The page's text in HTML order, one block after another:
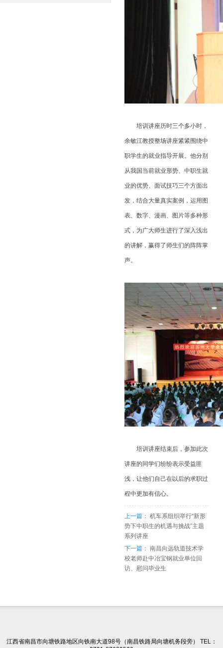
培训讲座历时三个多小时，
余敏江教授整场讲座紧紧围绕中
职学生的就业指导开展。他分别
从我国当前就业形势、中职生就
业的优势、面试技巧三个方面出
发，结合大量真实案例，运用图
表、数字、漫画、图片等多种形
式，为广大师生进行了深入浅出
的讲解，赢得了师生们的阵阵掌
声。
培训讲座结束后，参加此次
讲座的同学们纷纷表示受益匪
浅，让他们自己在以后的求职过
程中更加有信心。
上一篇： 机车系组织举行“新形
势下中职生的机遇与挑战”主题
系列讲座
下一篇： 南昌向远轨道技术学
校老师赴中冶宝钢就业单位回
访、慰问毕业生
江西省南昌市向塘铁路地区向铁南大道98号（南昌铁路局向塘机务段旁） TEL：